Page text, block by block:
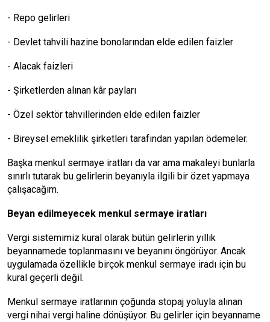
- Repo gelirleri
- Devlet tahvili hazine bonolarından elde edilen faizler
- Alacak faizleri
- Şirketlerden alınan kâr payları
- Özel sektör tahvillerinden elde edilen faizler
- Bireysel emeklilik şirketleri tarafından yapılan ödemeler.
Başka menkul sermaye iratları da var ama makaleyi bunlarla
sınırlı tutarak bu gelirlerin beyanıyla ilgili bir özet yapmaya
çalışacağım.
Beyan edilmeyecek menkul sermaye iratları
Vergi sistemimiz kural olarak bütün gelirlerin yıllık
beyannamede toplanmasını ve beyanını öngörüyor. Ancak
uygulamada özellikle birçok menkul sermaye iradı için bu
kural geçerli değil.
Menkul sermaye iratlarının çoğunda stopaj yoluyla alınan
vergi nihai vergi haline dönüşüyor. Bu gelirler için beyanname